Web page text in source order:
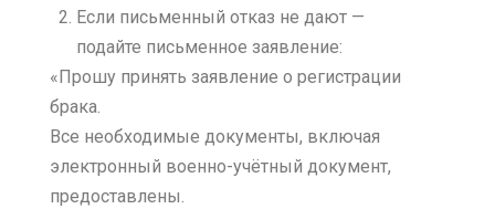
Если письменный отказ не дают —
подайте письменное заявление:
«Прошу принять заявление о регистрации
брака.
Все необходимые документы, включая
электронный военно-учётный документ,
предоставлены.